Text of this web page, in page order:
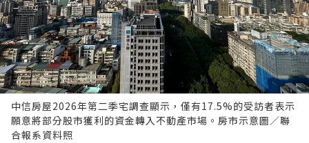
中信房屋2026年第二季宅調查顯示，僅有17.5%的受訪者表示
願意將部分股市獲利的資金轉入不動產市場。房市示意圖／聯
合報系資料照